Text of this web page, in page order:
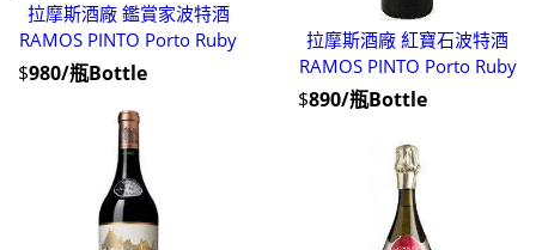
拉摩斯酒廠 鑑賞家波特酒
RAMOS PINTO Porto Ruby
$980/瓶Bottle
拉摩斯酒廠 紅寶石波特酒
RAMOS PINTO Porto Ruby
$890/瓶Bottle